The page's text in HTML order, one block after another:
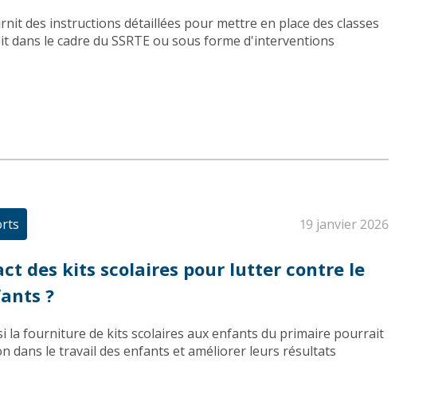
des instructions détaillées pour mettre en place des classes
dans le cadre du SSRTE ou sous forme d'interventions
19 janvier 2026
des kits scolaires pour lutter contre le
?
la fourniture de kits scolaires aux enfants du primaire pourrait
dans le travail des enfants et améliorer leurs résultats